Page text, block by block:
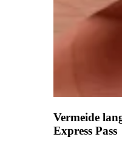
Vermeide
Express Pass